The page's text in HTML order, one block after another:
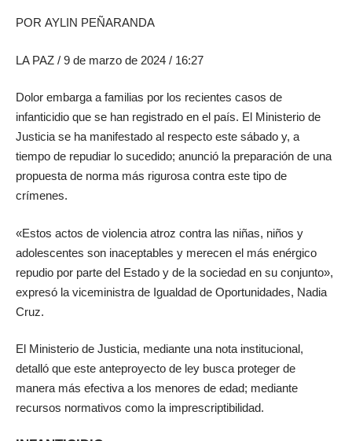
POR AYLIN PEÑARANDA
LA PAZ / 9 de marzo de 2024 / 16:27
Dolor embarga a familias por los recientes casos de
infanticidio que se han registrado en el país. El Ministerio de
Justicia se ha manifestado al respecto este sábado y, a
tiempo de repudiar lo sucedido; anunció la preparación de una
propuesta de norma más rigurosa contra este tipo de
crímenes.
«Estos actos de violencia atroz contra las niñas, niños y
adolescentes son inaceptables y merecen el más enérgico
repudio por parte del Estado y de la sociedad en su conjunto»,
expresó la viceministra de Igualdad de Oportunidades, Nadia
Cruz.
El Ministerio de Justicia, mediante una nota institucional,
detalló que este anteproyecto de ley busca proteger de
manera más efectiva a los menores de edad; mediante
recursos normativos como la imprescriptibilidad.